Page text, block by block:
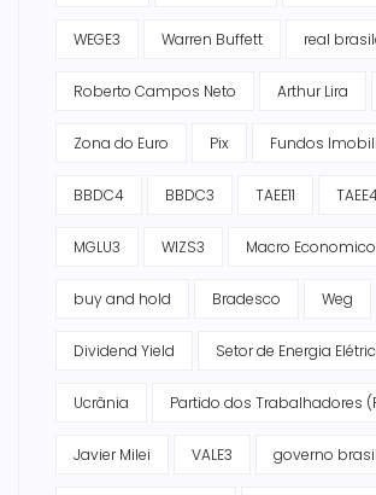
WEGE3 Warren Buffett real
Roberto Campos Neto Arthur Lira
Zona do Euro Pix Fundos
BBDC4 BBDC3 TAEE11
MGLU3 WIZS3 Macro Economico
buy and hold Bradesco Weg
Dividend Yield Setor de Energia
Ucrânia Partido dos Trabalhadores
Javier Milei VALE3 governo